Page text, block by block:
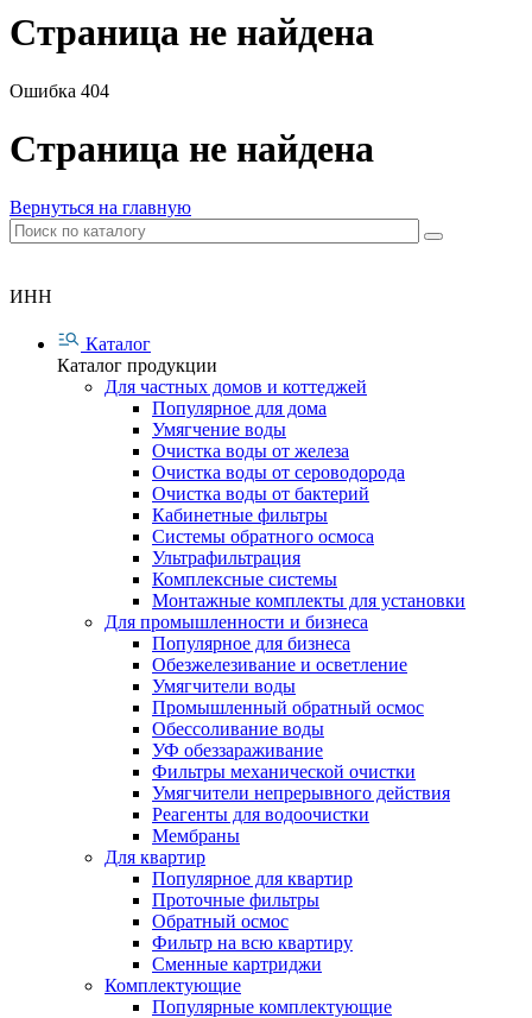
Страница не найдена
Ошибка 404
Страница не найдена
Вернуться на главную
ИНН
Каталог
Каталог продукции
Для частных домов и коттеджей
Популярное для дома
Умягчение воды
Очистка воды от железа
Очистка воды от сероводорода
Очистка воды от бактерий
Кабинетные фильтры
Системы обратного осмоса
Ультрафильтрация
Комплексные системы
Монтажные комплекты для установки
Для промышленности и бизнеса
Популярное для бизнеса
Обезжелезивание и осветление
Умягчители воды
Промышленный обратный осмос
Обессоливание воды
УФ обеззараживание
Фильтры механической очистки
Умягчители непрерывного действия
Реагенты для водоочистки
Мембраны
Для квартир
Популярное для квартир
Проточные фильтры
Обратный осмос
Фильтр на всю квартиру
Сменные картриджи
Комплектующие
Популярные комплектующие